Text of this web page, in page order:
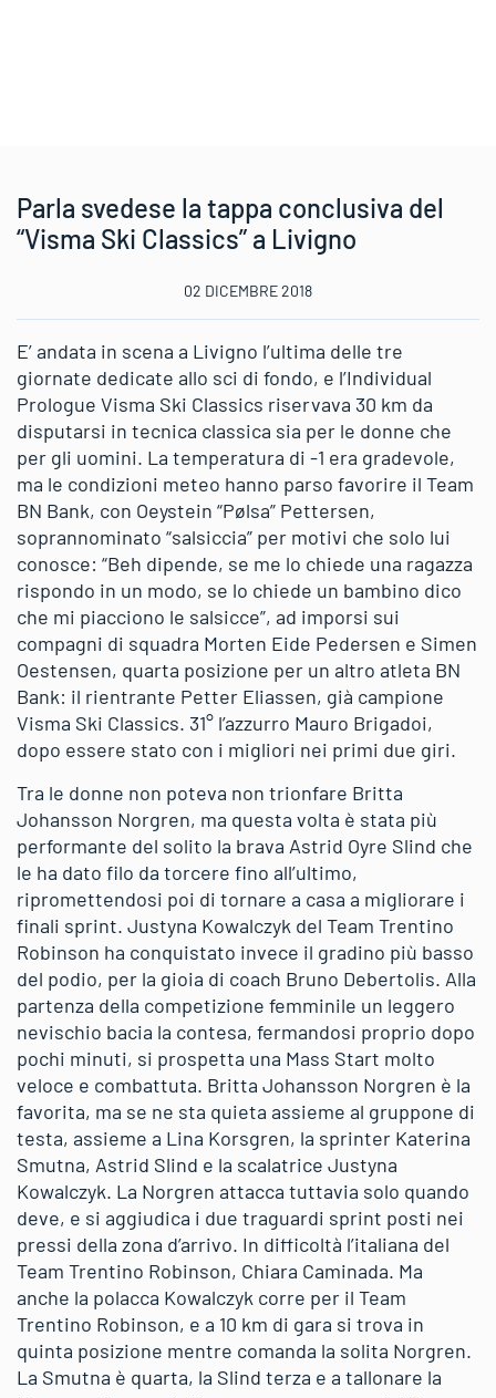
Parla svedese la tappa conclusiva del
“Visma Ski Classics” a Livigno
02 DICEMBRE 2018
E’ andata in scena a Livigno l’ultima delle tre
giornate dedicate allo sci di fondo, e l’Individual
Prologue Visma Ski Classics riservava 30 km da
disputarsi in tecnica classica sia per le donne che
per gli uomini. La temperatura di -1 era gradevole,
ma le condizioni meteo hanno parso favorire il Team
BN Bank, con Oeystein “Pølsa” Pettersen,
soprannominato “salsiccia” per motivi che solo lui
conosce: “Beh dipende, se me lo chiede una ragazza
rispondo in un modo, se lo chiede un bambino dico
che mi piacciono le salsicce”, ad imporsi sui
compagni di squadra Morten Eide Pedersen e Simen
Oestensen, quarta posizione per un altro atleta BN
Bank: il rientrante Petter Eliassen, già campione
Visma Ski Classics. 31° l’azzurro Mauro Brigadoi,
dopo essere stato con i migliori nei primi due giri.
Tra le donne non poteva non trionfare Britta
Johansson Norgren, ma questa volta è stata più
performante del solito la brava Astrid Oyre Slind che
le ha dato filo da torcere fino all’ultimo,
ripromettendosi poi di tornare a casa a migliorare i
finali sprint. Justyna Kowalczyk del Team Trentino
Robinson ha conquistato invece il gradino più basso
del podio, per la gioia di coach Bruno Debertolis. Alla
partenza della competizione femminile un leggero
nevischio bacia la contesa, fermandosi proprio dopo
pochi minuti, si prospetta una Mass Start molto
veloce e combattuta. Britta Johansson Norgren è la
favorita, ma se ne sta quieta assieme al gruppone di
testa, assieme a Lina Korsgren, la sprinter Katerina
Smutna, Astrid Slind e la scalatrice Justyna
Kowalczyk. La Norgren attacca tuttavia solo quando
deve, e si aggiudica i due traguardi sprint posti nei
pressi della zona d’arrivo. In difficoltà l’italiana del
Team Trentino Robinson, Chiara Caminada. Ma
anche la polacca Kowalczyk corre per il Team
Trentino Robinson, e a 10 km di gara si trova in
quinta posizione mentre comanda la solita Norgren.
La Smutna è quarta, la Slind terza e a tallonare la